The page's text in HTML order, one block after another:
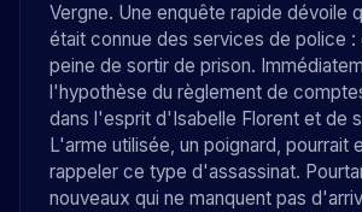
Vergne. Une enquête rapide dévoile
était connue des services de police :
peine de sortir de prison.
l'hypothèse du règlement de
dans l'esprit d'Isabelle Florent et de
L'arme utilisée, un poignard, pourrait
rappeler ce type d'assassinat.
nouveaux qui ne manquent pas